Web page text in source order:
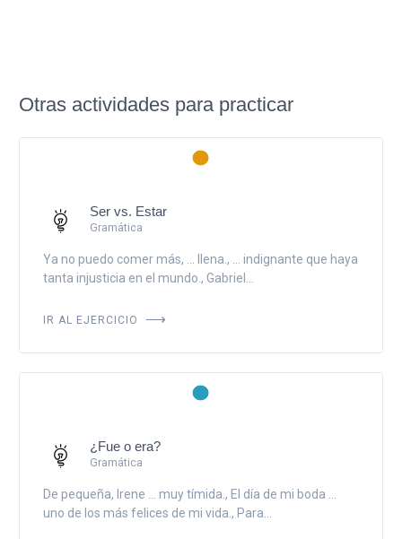
Otras actividades para practicar
Ser vs. Estar
Gramática
Ya no puedo comer más, ... llena., ... indignante que haya
tanta injusticia en el mundo., Gabriel...
IR AL EJERCICIO
¿Fue o era?
Gramática
De pequeña, Irene ... muy tímida., El día de mi boda ...
uno de los más felices de mi vida., Para...